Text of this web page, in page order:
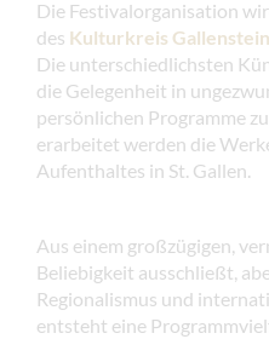
Die Festivalorganisation
des Kulturkreis Gallenstein
Die unterschiedlichsten
die Gelegenheit in
persönlichen Programme
erarbeitet werden die
Aufenthaltes in St. Gallen.
Aus einem großzügigen,
Beliebigkeit ausschließt,
Regionalismus und
entsteht eine